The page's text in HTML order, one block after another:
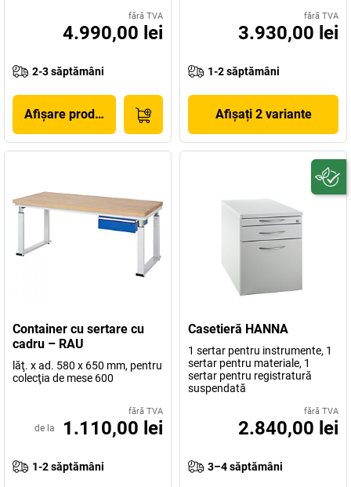
fără TVA
4.990,00 lei
2-3 săptămâni
Afișare produs
fără TVA
3.930,00 lei
1-2 săptămâni
Afișați 2 variante
Container cu sertare cu
cadru – RAU
lăţ. x ad. 580 x 650 mm, pentru
colecţia de mese 600
fără TVA
de la 1.110,00 lei
1-2 săptămâni
Casetieră HANNA
1 sertar pentru instrumente, 1
sertar pentru materiale, 1
sertar pentru registratură
suspendată
fără TVA
2.840,00 lei
3–4 săptămâni